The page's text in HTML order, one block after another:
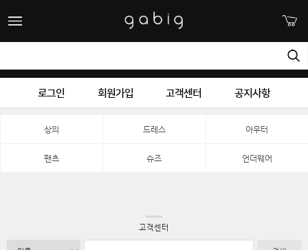
로그인 회원가입 고객센터 공지사항
상의 드레스 아우터
팬츠 슈즈 언더웨어
고객센터